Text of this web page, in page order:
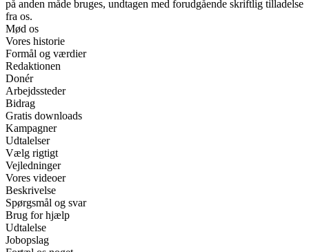
på anden måde bruges, undtagen med forudgående skriftlig tilladelse
fra os.
Mød os
Vores historie
Formål og værdier
Redaktionen
Donér
Arbejdssteder
Bidrag
Gratis downloads
Kampagner
Udtalelser
Vælg rigtigt
Vejledninger
Vores videoer
Beskrivelse
Spørgsmål og svar
Brug for hjælp
Udtalelse
Jobopslag